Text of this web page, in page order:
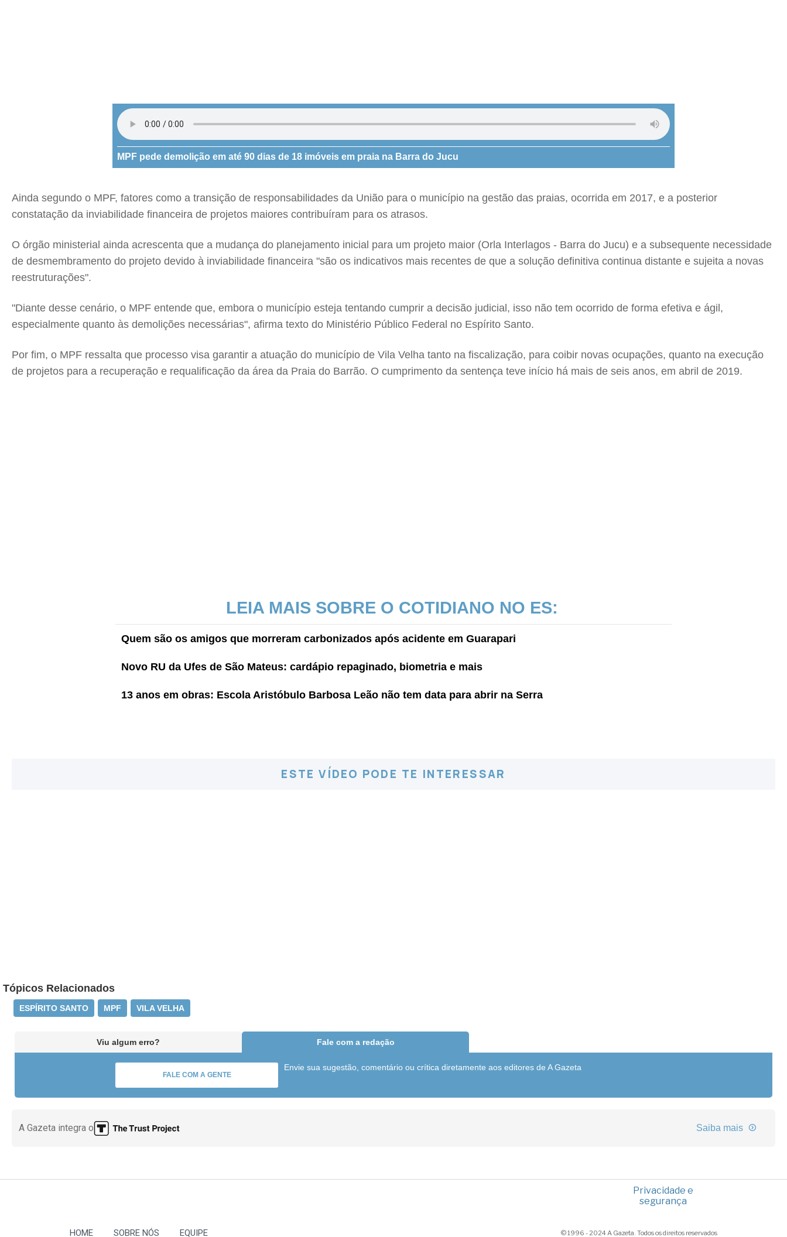
MPF pede demolição em até 90 dias de 18 imóveis em praia na Barra do Jucu
Ainda segundo o MPF, fatores como a transição de responsabilidades da União para o município na gestão das praias, ocorrida em 2017, e a posterior
constatação da inviabilidade financeira de projetos maiores contribuíram para os atrasos.
O órgão ministerial ainda acrescenta que a mudança do planejamento inicial para um projeto maior (Orla Interlagos - Barra do Jucu) e a subsequente necessidade
de desmembramento do projeto devido à inviabilidade financeira "são os indicativos mais recentes de que a solução definitiva continua distante e sujeita a novas
reestruturações".
"Diante desse cenário, o MPF entende que, embora o município esteja tentando cumprir a decisão judicial, isso não tem ocorrido de forma efetiva e ágil,
especialmente quanto às demolições necessárias", afirma texto do Ministério Público Federal no Espírito Santo.
Por fim, o MPF ressalta que processo visa garantir a atuação do município de Vila Velha tanto na fiscalização, para coibir novas ocupações, quanto na execução
de projetos para a recuperação e requalificação da área da Praia do Barrão. O cumprimento da sentença teve início há mais de seis anos, em abril de 2019.
LEIA MAIS SOBRE O COTIDIANO NO ES:
Quem são os amigos que morreram carbonizados após acidente em Guarapari
Novo RU da Ufes de São Mateus: cardápio repaginado, biometria e mais
13 anos em obras: Escola Aristóbulo Barbosa Leão não tem data para abrir na Serra
ESTE VÍDEO PODE TE INTERESSAR
Tópicos Relacionados
ESPÍRITO SANTO MPF VILA VELHA
Viu algum erro? Fale com a redação
FALE COM A GENTE
Envie sua sugestão, comentário ou crítica diretamente aos editores de A Gazeta
A Gazeta integra o Saiba mais
Privacidade e
segurança
HOME SOBRE NÓS EQUIPE © 1996 - 2024 A Gazeta. Todos os direitos reservados